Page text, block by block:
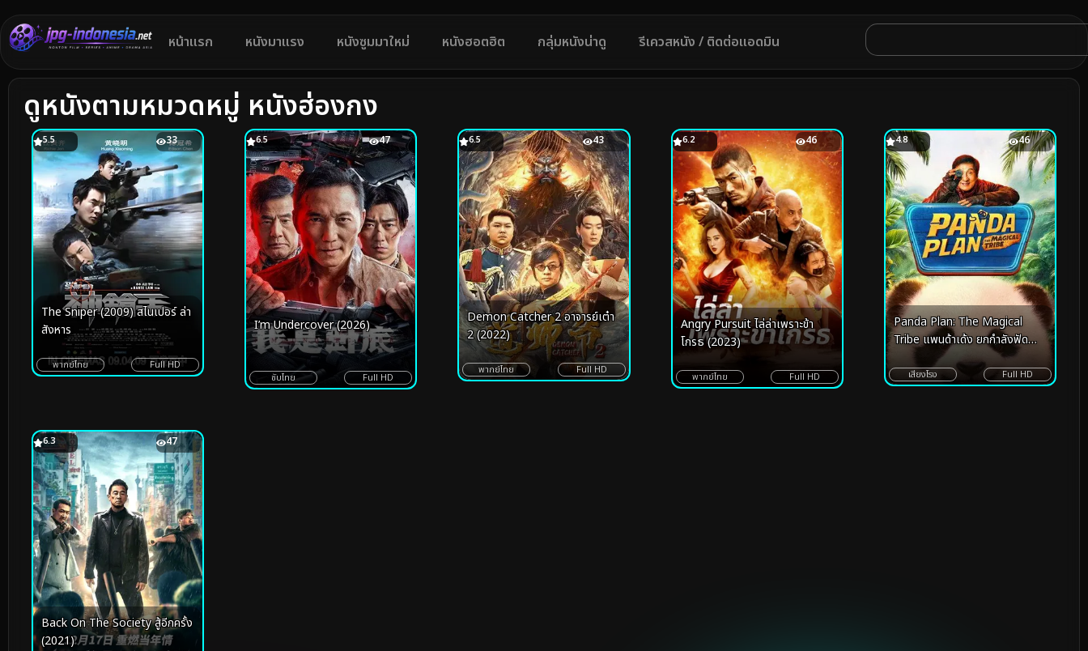
หน้าแรก หนังมาแรง หนังซูมมาใหม่ หนังฮอตฮิต กลุ่มหนังน่าดู รีเควสหนัง / ติดต่อแอดมิน
ดูหนังตามหมวดหมู่ หนังฮ่องกง
33
5.5
The Sniper (2009) สไนเปอร์ ล่า
สังหาร
พากย์ไทย Full HD
47
6.5
I’m Undercover (2026)
ซับไทย Full HD
43
6.5
Demon Catcher 2 อาจารย์เต๋า
2 (2022)
พากย์ไทย Full HD
46
6.2
Angry Pursuit ไล่ล่าเพราะข้า
โกรธ (2023)
พากย์ไทย Full HD
46
4.8
Panda Plan: The Magical
Tribe แพนด้าเด้ง ยกกำลังฟัด
เสียงโรง Full HD
47
6.3
Back On The Society สู้อีกครั้ง
(2021)